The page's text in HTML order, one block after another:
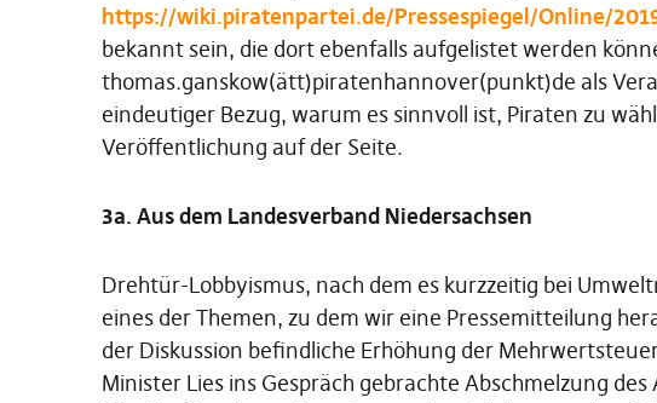
https://wiki.piratenpartei.de/Pressespiegel/Online/
bekannt sein, die dort ebenfalls aufgelistet werden
thomas.ganskow(ätt)piratenhannover(punkt)de als
eindeutiger Bezug, warum es sinnvoll ist, Piraten zu
Veröffentlichung auf der Seite.
3a. Aus dem Landesverband Niedersachsen
Drehtür-Lobbyismus, nach dem es kurzzeitig bei
eines der Themen, zu dem wir eine Pressemitteilung
der Diskussion befindliche Erhöhung der
Minister Lies ins Gespräch gebrachte Abschmelzung